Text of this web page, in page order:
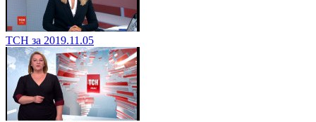
ТСН за 2019.11.05